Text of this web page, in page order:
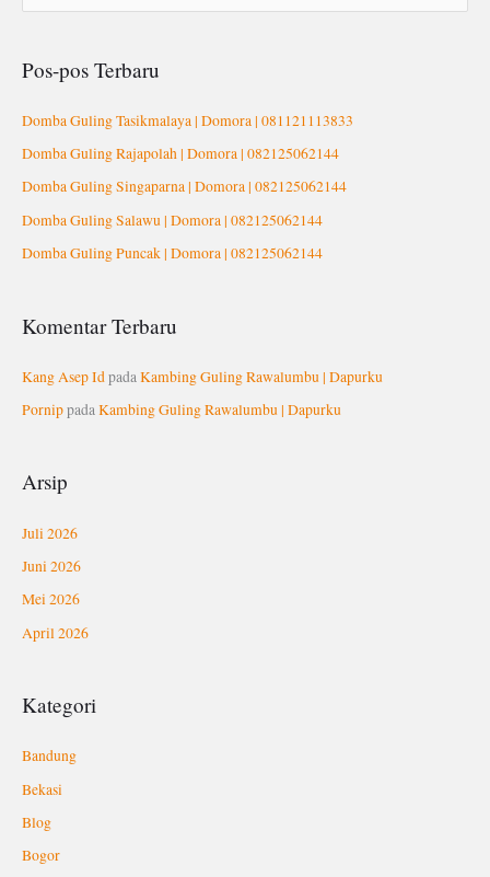
i
u
k
:
Pos-pos Terbaru
Domba Guling Tasikmalaya | Domora | 081121113833
Domba Guling Rajapolah | Domora | 082125062144
Domba Guling Singaparna | Domora | 082125062144
Domba Guling Salawu | Domora | 082125062144
Domba Guling Puncak | Domora | 082125062144
Komentar Terbaru
Kang Asep IdpadaKambing Guling Rawalumbu | Dapurku
PornippadaKambing Guling Rawalumbu | Dapurku
Arsip
Juli 2026
Juni 2026
Mei 2026
April 2026
Kategori
Bandung
Bekasi
Blog
Bogor